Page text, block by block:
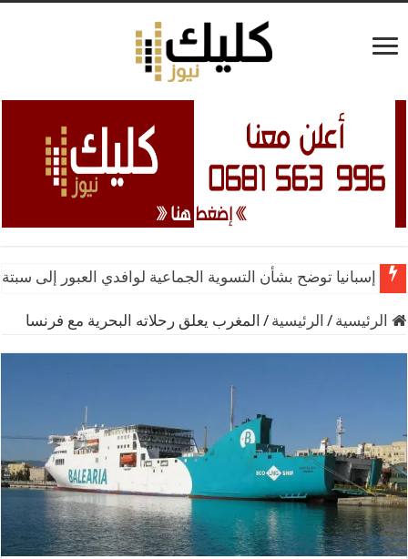
إسبانيا توضح بشأن التسوية الجماعية لوافدي العبور إلى
الرئيسية / الرئيسية / المغرب يعلق رحلاته البحرية مع فرنسا